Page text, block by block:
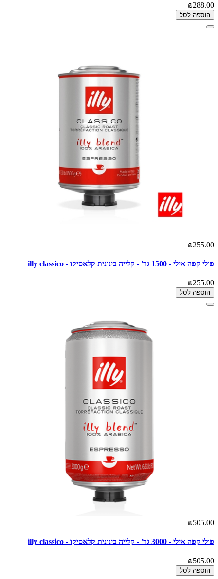
₪288.00
הוספה לסל
₪255.00
פולי קפה אילי - 1500 גר' - קלייה בינונית קלאסיקו - illy classico
₪255.00
הוספה לסל
₪505.00
פולי קפה אילי - 3000 גר' - קלייה בינונית קלאסיקו - illy classico
₪505.00
הוספה לסל